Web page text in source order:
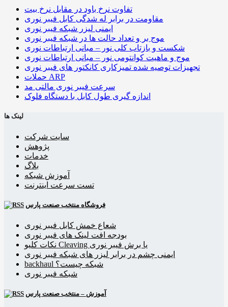
تفاوت نرخ باود در مقابل نرخ بیت
مقاومت در برابر له شدگی کابل فیبر نوری
ایمنی لیزر شبکه فیبر نوری
موج بر و تعداد حالت ها در شبکه فیبر نوری
شکست و بازتاب کلی نور – مبانی ارتباطات نوری
موج و ماهیت کوانتومی نور – مبانی ارتباطات نوری
تجهیزات توصیه شده تمیزکاری کانکتور های فیبر نوری
حملات ARP
سرعت فیبر نوری مالتی مد
اندازه گیری طول کابل با دستگاه فلوک
لینک ها
سایت شرکت
پژوهش
خدمات
بلاگ
آموزش شبکه
تست سرعت اینترنت
فروشگاه منتخب صنعت پارس
شعاع خمش کابل فیبر نوری
بودجه افت لینک های فیبر نوری
نکات کلیو Cleaving یا برش فیبر نوری
ایمنی چشم در برابر لیزر های شبکه فیبر نوری
backhaul شبکه چیست؟
شبکه فیبر نوری
آموزش – منتخب صنعت پارس